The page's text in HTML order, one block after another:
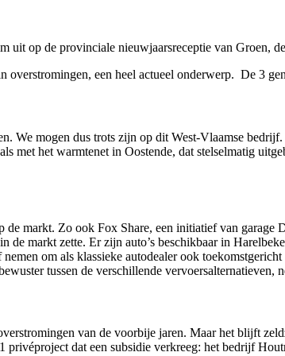
uit op de provinciale nieuwjaarsreceptie van Groen,
overstromingen, een heel actueel onderwerp. De 3
We mogen dus trots zijn op dit West-Vlaamse
met het warmtenet in Oostende, dat stelselmatig
de markt. Zo ook Fox Share, een initiatief van
markt zette. Er zijn auto’s beschikbaar in
om als klassieke autodealer ook
tussen de verschillende vervoersalternatieven,
van de voorbije jaren. Maar het blijft
privéproject dat een subsidie verkreeg: het bedrijf